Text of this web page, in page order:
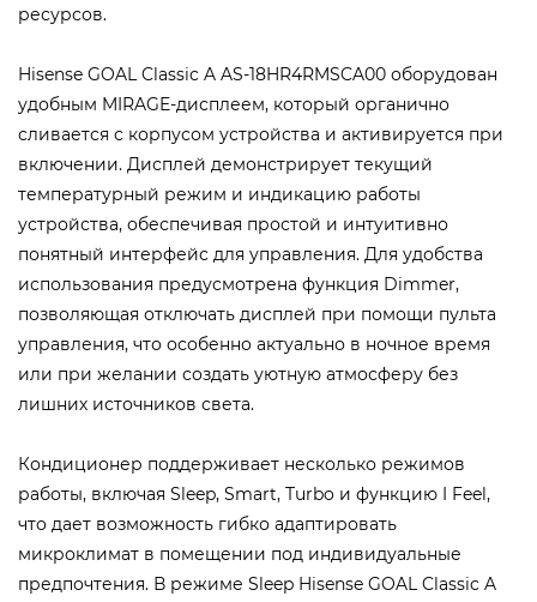
ресурсов.
Hisense GOAL Classic A AS-18HR4RMSCA00 оборудован
удобным MIRAGE-дисплеем, который органично
сливается с корпусом устройства и активируется при
включении. Дисплей демонстрирует текущий
температурный режим и индикацию работы
устройства, обеспечивая простой и интуитивно
понятный интерфейс для управления. Для удобства
использования предусмотрена функция Dimmer,
позволяющая отключать дисплей при помощи пульта
управления, что особенно актуально в ночное время
или при желании создать уютную атмосферу без
лишних источников света.
Кондиционер поддерживает несколько режимов
работы, включая Sleep, Smart, Turbo и функцию I Feel,
что дает возможность гибко адаптировать
микроклимат в помещении под индивидуальные
предпочтения. В режиме Sleep Hisense GOAL Classic A